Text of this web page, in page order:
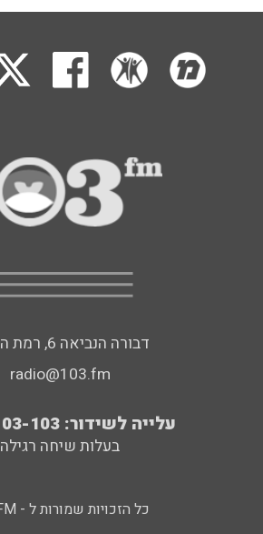
דבורה הנביאה 6, רמת השרון
radio@103.fm
עלייה לשידור: 0552-103-103
בעלות שיחה רגילה
כל הזכויות שמורות ל - 103FM